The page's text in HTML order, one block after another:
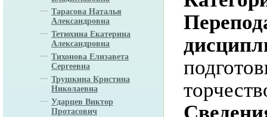
Тарасова Наталья
Александровна
Тетюхина Екатерина
Александровна
Тихонова Елизавета
Сергеевна
Трушкина Кристина
Николаевна
Ударцев Виктор
Протасович